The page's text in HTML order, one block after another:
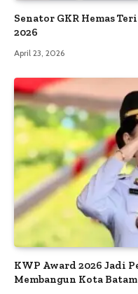
Senator GKR Hemas
2026
April 23, 2026
KWP Award 2026 Jadi
Membangun Kota Batam